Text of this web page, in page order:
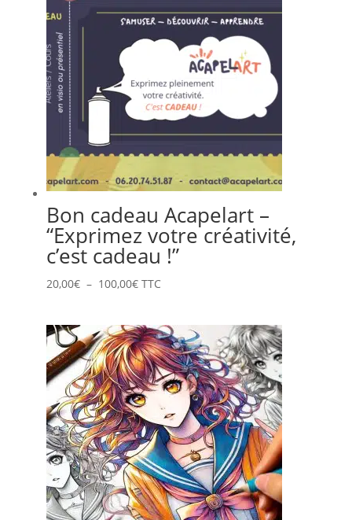
Bon cadeau Acapelart –
“Exprimez votre créativité,
c’est cadeau !”
20,00€ – 100,00€Plage
prix :
20,00€
à
100,00€
TTC